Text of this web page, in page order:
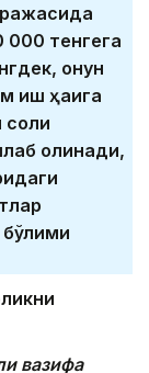
тенгега
қонун
иш ҳақига
қолинади,
вазифа